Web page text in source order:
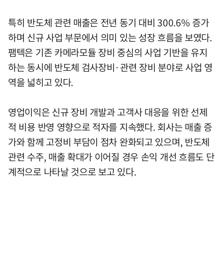
특히 반도체 관련 매출은 전년 동기 대비 300.6% 증가
하며 신규 사업 부문에서 의미 있는 성장 흐름을 보였다.
팸텍은 기존 카메라모듈 장비 중심의 사업 기반을 유지
하는 동시에 반도체 검사장비·관련 장비 분야로 사업 영
역을 넓히고 있다.
영업이익은 신규 장비 개발과 고객사 대응을 위한 선제
적 비용 반영 영향으로 적자를 지속했다. 회사는 매출 증
가와 함께 고정비 부담이 점차 완화되고 있으며, 반도체
관련 수주, 매출 확대가 이어질 경우 손익 개선 흐름도 단
계적으로 나타날 것으로 보고 있다.